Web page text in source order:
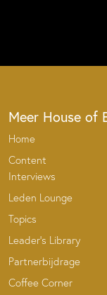
Meer House of
Home
Content
Interviews
Leden Lounge
Topics
Leader’s Library
Partnerbijdrage
Coffee Corner